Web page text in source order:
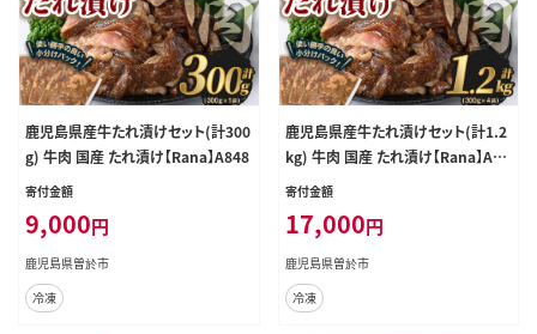
鹿児島県産牛たれ漬けセット(計300
g) 牛肉 国産 たれ漬け【Rana】A848
寄付金額
9,000円
鹿児島県曽於市
冷凍
鹿児島県産牛たれ漬けセット(計1.2
kg) 牛肉 国産 たれ漬け【Rana】A85
1
寄付金額
17,000円
鹿児島県曽於市
冷凍